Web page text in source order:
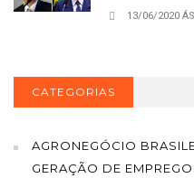
13/06/2020
CATEGORIAS
AGRONEGÓCIO
GERAÇÃO DE